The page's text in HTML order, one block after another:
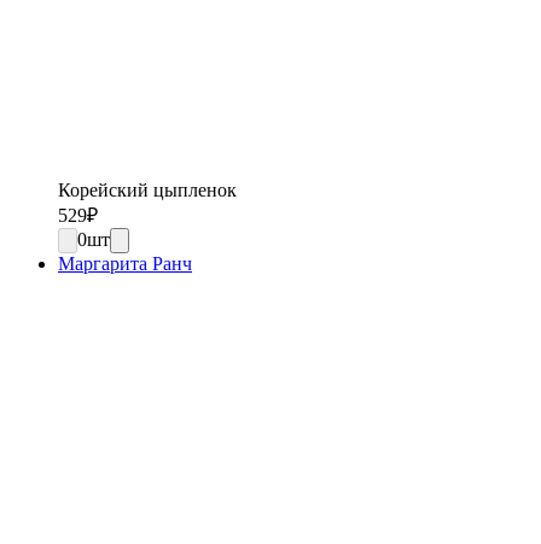
Корейский цыпленок
529₽
0шт
Маргарита Ранч